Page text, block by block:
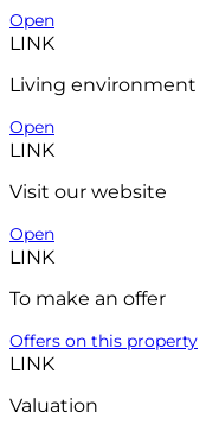
Open
LINK
Living environment
Open
LINK
Visit our website
Open
LINK
To make an offer
Offers on this property
LINK
Valuation